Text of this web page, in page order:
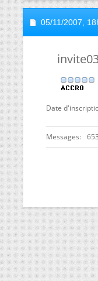
05/11/2007,
Date
Messages 653